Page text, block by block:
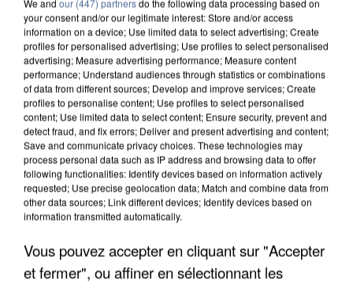
APRÈS TOUTES CES CANICULES, LES REFUGES
We and our (447) partnersdo the following data processing based on
your consent and/or our legitimate interest: Store and/or access
information on a device; Use limited data to select advertising; Create
profiles for personalised advertising; Use profiles to select personalised
advertising; Measure advertising performance; Measure content
performance; Understand audiences through statistics or combinations
of data from different sources; Develop and improve services; Create
profiles to personalise content; Use profiles to select personalised
content; Use limited data to select content; Ensure security, prevent and
detect fraud, and fix errors; Deliver and present advertising and content;
Save and communicate privacy choices. These technologies may
process personal data such as IP address and browsing data to offer
following functionalities: Identify devices based on information actively
requested; Use precise geolocation data; Match and combine data from
other data sources; Link different devices; Identify devices based on
information transmitted automatically.
Vous pouvez accepter en cliquant sur "Accepter
et fermer", ou affiner en sélectionnant les